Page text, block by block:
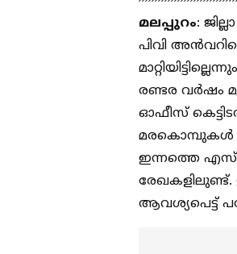
മലപ്പുറം:
പിവി
രണ്ടര വർഷം
ഓഫീസ്
മരകൊമ്പുകൾ
ഇന്നത്തെ എസ്
ആവശ്യപെട്ട്